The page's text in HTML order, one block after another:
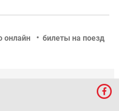
онлайн билеты на поезд